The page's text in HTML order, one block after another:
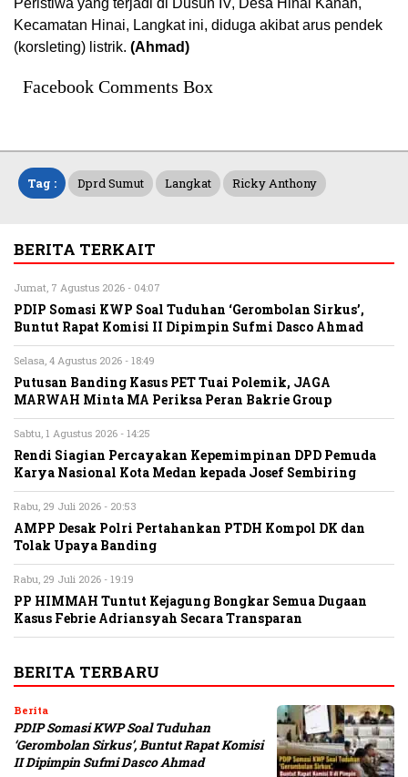
Kecamatan Hinai, Langkat ini, diduga akibat arus pendek
(korsleting) listrik. (Ahmad)
Facebook Comments Box
Tag : Dprd Sumut Langkat Ricky Anthony
BERITA TERKAIT
Jumat, 7 Agustus 2026 - 04:07
PDIP Somasi KWP Soal Tuduhan ‘Gerombolan Sirkus’,
Buntut Rapat Komisi II Dipimpin Sufmi Dasco Ahmad
Selasa, 4 Agustus 2026 - 18:49
Putusan Banding Kasus PET Tuai Polemik, JAGA
MARWAH Minta MA Periksa Peran Bakrie Group
Sabtu, 1 Agustus 2026 - 14:25
Rendi Siagian Percayakan Kepemimpinan DPD Pemuda
Karya Nasional Kota Medan kepada Josef Sembiring
Rabu, 29 Juli 2026 - 20:53
AMPP Desak Polri Pertahankan PTDH Kompol DK dan
Tolak Upaya Banding
Rabu, 29 Juli 2026 - 19:19
PP HIMMAH Tuntut Kejagung Bongkar Semua Dugaan
Kasus Febrie Adriansyah Secara Transparan
BERITA TERBARU
Berita
PDIP Somasi KWP Soal Tuduhan
‘Gerombolan Sirkus’, Buntut Rapat Komisi
II Dipimpin Sufmi Dasco Ahmad